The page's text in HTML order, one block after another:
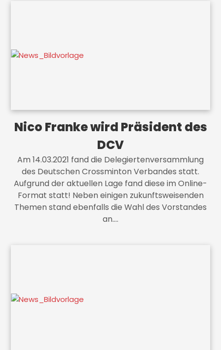
Nico Franke wird Präsident des
DCV
Am 14.03.2021 fand die Delegiertenversammlung
des Deutschen Crossminton Verbandes statt.
Aufgrund der aktuellen Lage fand diese im Online-
Format statt! Neben einigen zukunftsweisenden
Themen stand ebenfalls die Wahl des Vorstandes
an.…